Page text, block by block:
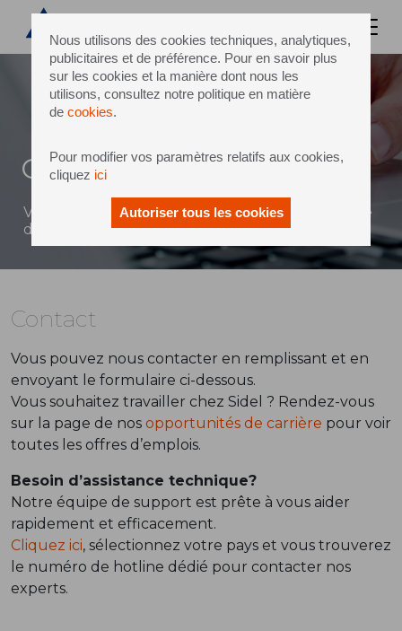
Nous utilisons des cookies techniques, analytiques,
publicitaires et de préférence. Pour en savoir plus
sur les cookies et la manière dont nous les
utilisons, consultez notre politique en matière
de cookies.
Pour modifier vos paramètres relatifs aux cookies,
cliquez ici
Autoriser tous les cookies
Contact
Vous pouvez envoyer un message à Sidel à l'aide
du formulaire ci-dessous
Contact
Vous pouvez nous contacter en remplissant et en
envoyant le formulaire ci-dessous.
Vous souhaitez travailler chez Sidel ? Rendez-vous
sur la page de nos opportunités de carrière pour voir
toutes les offres d’emplois.
Besoin d’assistance technique?
Notre équipe de support est prête à vous aider
rapidement et efficacement.
Cliquez ici, sélectionnez votre pays et vous trouverez
le numéro de hotline dédié pour contacter nos
experts.